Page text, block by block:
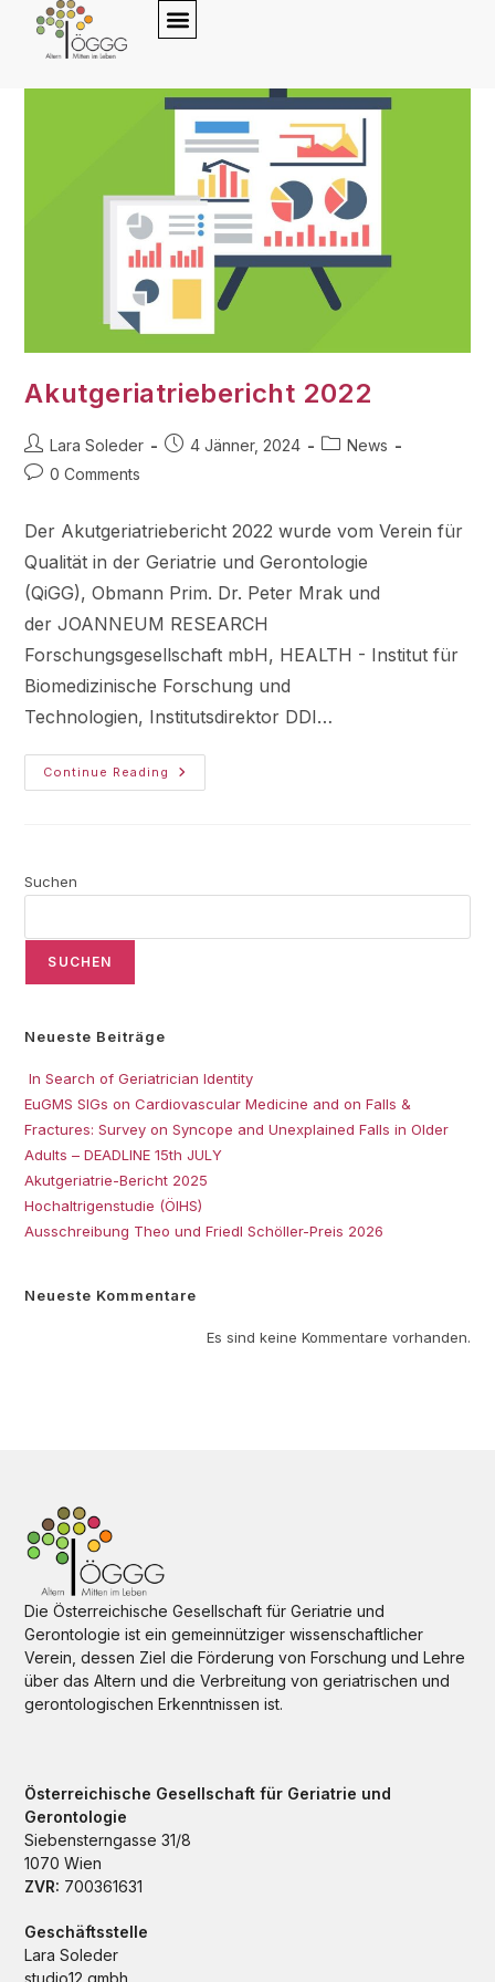
content
Akutgeriatriebericht 2022
Lara Soleder 4 Jänner, 2024
News
0 Comments
Der Akutgeriatriebericht 2022 wurde vom Verein für
Qualität in der Geriatrie und Gerontologie
(QiGG), Obmann Prim. Dr. Peter Mrak und
der JOANNEUM RESEARCH
Forschungsgesellschaft mbH, HEALTH - Institut für
Biomedizinische Forschung und
Technologien, Institutsdirektor DDI…
Continue Reading
Suchen
SUCHEN
Neueste Beiträge
In Search of Geriatrician Identity
EuGMS SIGs on Cardiovascular Medicine and on Falls &
Fractures: Survey on Syncope and Unexplained Falls in Older
Adults – DEADLINE 15th JULY
Akutgeriatrie-Bericht 2025
Hochaltrigenstudie (ÖIHS)
Ausschreibung Theo und Friedl Schöller-Preis 2026
Neueste Kommentare
Es sind keine Kommentare vorhanden.
Die Österreichische Gesellschaft für Geriatrie und
Gerontologie ist ein gemeinnütziger wissenschaftlicher
Verein, dessen Ziel die Förderung von Forschung und Lehre
über das Altern und die Verbreitung von geriatrischen und
gerontologischen Erkenntnissen ist.
Österreichische Gesellschaft für Geriatrie und
Gerontologie
Siebensterngasse 31/8
1070 Wien
ZVR: 700361631
Geschäftsstelle
Lara Soleder